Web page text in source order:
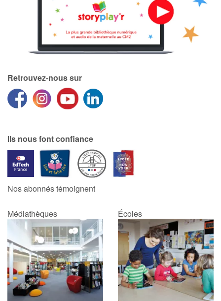
Retrouvez-nous sur
Ils nous font confiance
Nos abonnés témoignent
Médiathèques Écoles